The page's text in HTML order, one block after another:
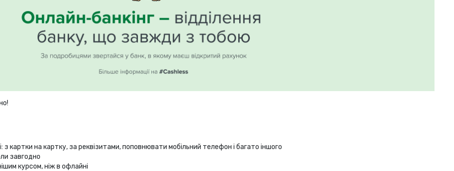
з картки на картку, за реквізитами, поповнювати мобільний телефон і багато іншого
завгодно
курсом, ніж в офлайні